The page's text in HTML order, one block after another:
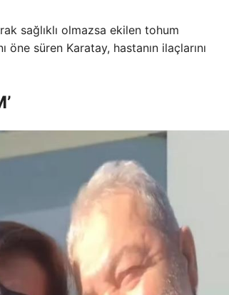
sağlıklı olmazsa ekilen tohum
süren Karatay, hastanın ilaçlarını